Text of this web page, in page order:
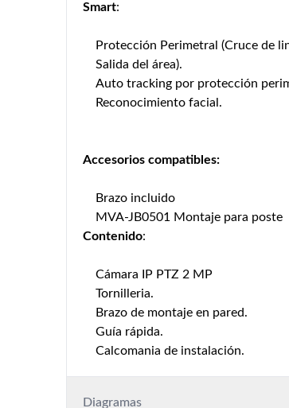
Smart:
Protección Perimetral (Cruce de
Salida del área).
Auto tracking por protección
Reconocimiento facial.
Accesorios compatibles:
Brazo incluido
MVA-JB0501 Montaje para poste
Contenido:
Cámara IP PTZ 2 MP
Tornilleria.
Brazo de montaje en pared.
Guía rápida.
Calcomania de instalación.
Diagramas